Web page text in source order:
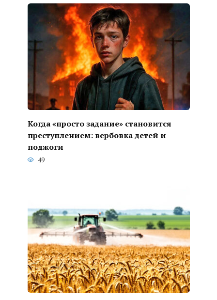
Когда «просто задание» становится
преступлением: вербовка детей и
поджоги
49